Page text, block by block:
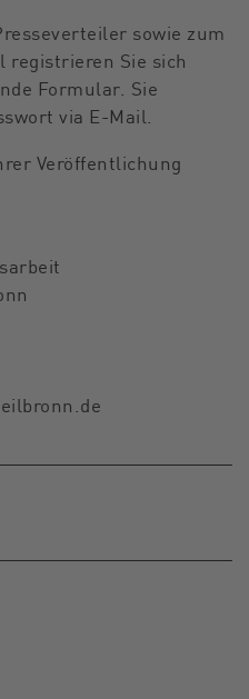
sowie zum
registrieren Sie sich
Formular. Sie
via E-Mail.
Veröffentlichung